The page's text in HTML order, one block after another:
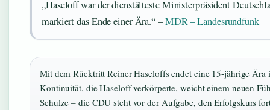
„Haseloff war der dienstälteste Ministerpräsident
markiert das Ende einer Ära.“ –MDR – Landesrundfunk
Mit dem Rücktritt Reiner Haseloffs endet eine 15-jährige Ära
Kontinuität, die Haseloff verkörperte, weicht einem neuen
Schulze – die CDU steht vor der Aufgabe, den Erfolgskurs